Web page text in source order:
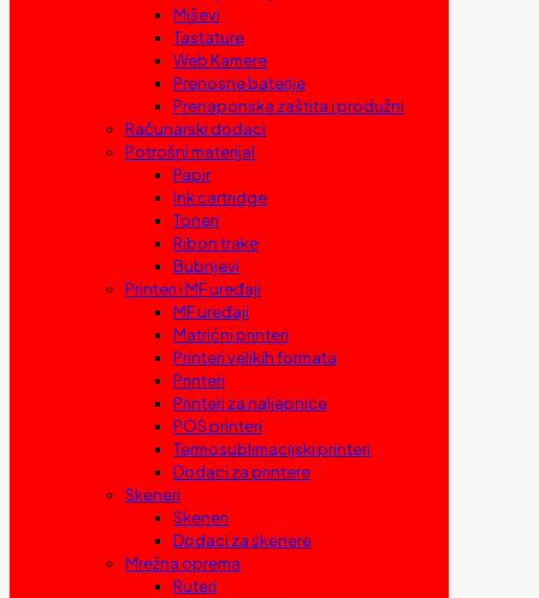
Miševi
Tastature
Web Kamere
Prenosne baterije
Prenaponska zaštita i produžni
Računarski dodaci
Potrošni materijal
Papir
Ink cartridge
Toneri
Ribon trake
Bubnjevi
Printeri i MF uređaji
MF uređaji
Matrični printeri
Printeri velikih formata
Printeri
Printeri za naljepnice
POS printeri
Termosublimacijski printeri
Dodaci za printere
Skeneri
Skeneri
Dodaci za skenere
Mrežna oprema
Ruteri